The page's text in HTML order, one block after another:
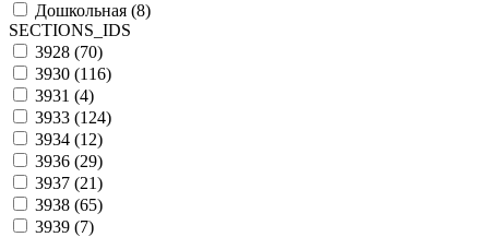
Дошкольная (8)
SECTIONS_IDS
3928 (70)
3930 (116)
3931 (4)
3933 (124)
3934 (12)
3936 (29)
3937 (21)
3938 (65)
3939 (7)